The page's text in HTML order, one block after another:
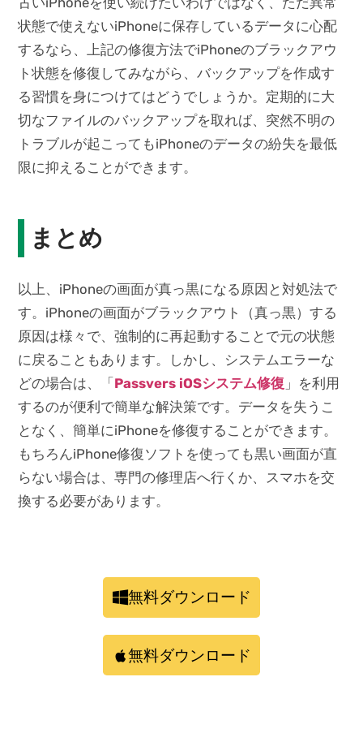
状態で使えないiPhoneに保存しているデータに心配
するなら、上記の修復方法でiPhoneのブラックアウ
ト状態を修復してみながら、バックアップを作成す
る習慣を身につけてはどうでしょうか。定期的に大
切なファイルのバックアップを取れば、突然不明の
トラブルが起こってもiPhoneのデータの紛失を最低
限に抑えることができます。
まとめ
以上、iPhoneの画面が真っ黒になる原因と対処法で
す。iPhoneの画面がブラックアウト（真っ黒）する
原因は様々で、強制的に再起動することで元の状態
に戻ることもあります。しかし、システムエラーな
どの場合は、「Passvers iOSシステム修復 」を利用
するのが便利で簡単な解決策です。データを失うこ
となく、簡単にiPhoneを修復することができます。
もちろんiPhone修復ソフトを使っても黒い画面が直
らない場合は、専門の修理店へ行くか、スマホを交
換する必要があります。
無料ダウンロード
無料ダウンロード